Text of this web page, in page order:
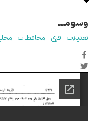
وسومـــــ
تعديلات قرى محافظات